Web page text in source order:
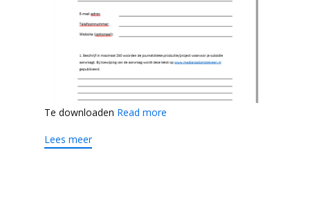
Te downloaden Read more
Lees meer